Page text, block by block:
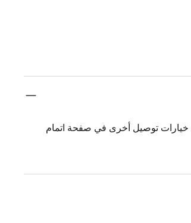
خيارات توصيل أخرى في صفحة اتمام